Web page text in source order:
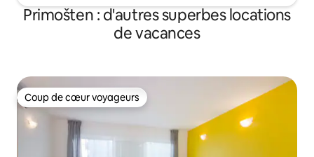
Primošten : d'autres superbes locations
de vacances
Coup de cœur voyageurs
Coup de cœur voyageurs